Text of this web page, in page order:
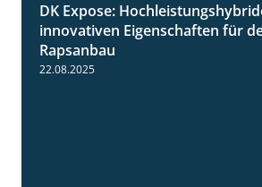
DK Expose:
innovativen Eigenschaften für
Rapsanbau
22.08.2025